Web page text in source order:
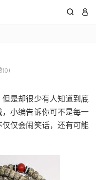
 
(0)
是却很少有人知道到底
小编告诉你可不是每一
仅会闹笑话，还有可能